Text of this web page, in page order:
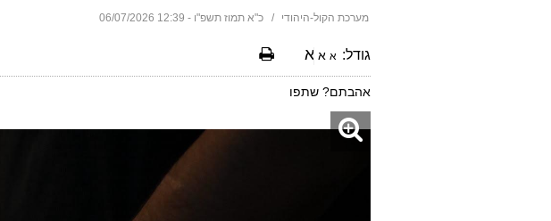
מערכת הקול-היהודי כ"א תמוז תשפ"ו - 12:39 06/07/2026
גודל: א א א
אהבתם? שתפו